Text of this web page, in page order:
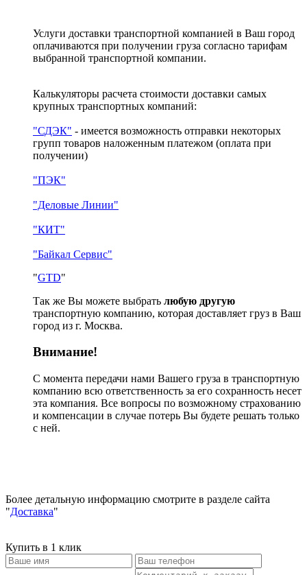
Услуги доставки транспортной компанией в Ваш город
оплачиваются при получении груза согласно тарифам
выбранной транспортной компании.
Калькуляторы расчета стоимости доставки самых
крупных транспортных компаний:
"СДЭК" - имеется возможность отправки некоторых
групп товаров наложенным платежом (оплата при
получении)
"ПЭК"
"Деловые Линии"
"КИТ"
"Байкал Сервис"
"GTD"
Так же Вы можете выбрать любую другую
транспортную компанию, которая доставляет груз в Ваш
город из г. Москва.
Внимание!
С момента передачи нами Вашего груза в транспортную
компанию всю ответственность за его сохранность несет
эта компания. Все вопросы по возможному страхованию
и компенсации в случае потерь Вы будете решать только
с ней.
Более детальную информацию смотрите в разделе сайта
"Доставка"
Купить в 1 клик